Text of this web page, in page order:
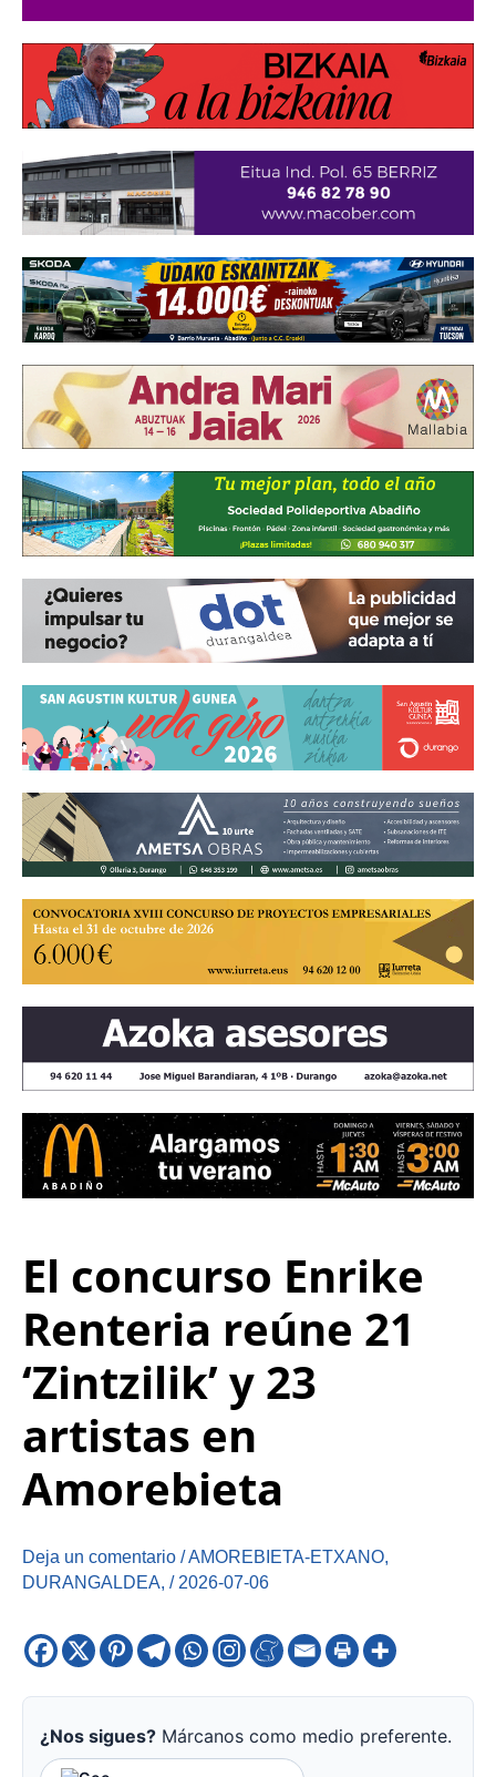
El concurso Enrike
Renteria reúne 21
‘Zintzilik’ y 23
artistas en
Amorebieta
Deja un comentario /AMOREBIETA-ETXANO,
DURANGALDEA, / 2026-07-06
¿Nos sigues? Márcanos como medio preferente.